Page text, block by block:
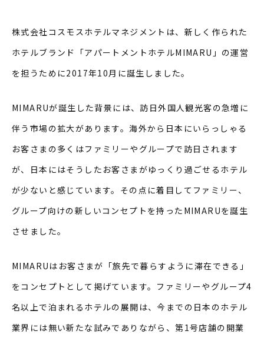
株式会社コスモスホテルマネジメントは、新しく作られた
ホテルブランド「アパートメントホテルMIMARU」の運営
を担うために2017年10月に誕生しました。
MIMARUが誕生した背景には、訪日外国人観光客の急増に
伴う市場の拡大があります。海外から日本にいらっしゃる
お客さまの多くはファミリーやグループで訪日されます
が、日本にはそうしたお客さまがゆっくり過ごせるホテル
が少ないと感じています。その点に着目してファミリー、
グループ向けの新しいコンセプトを持ったMIMARUを誕生
させました。
MIMARUはお客さまが「旅先で暮らすように滞在できる」
をコンセプトとして掲げています。ファミリーやグループ4
名以上で泊まれるホテルの展開は、今までの日本のホテル
業界には無い新たな試みでありながら、第1号店舗の開業